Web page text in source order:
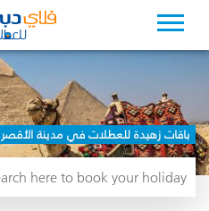
باقات زهيدة للعطلات في مدينة الأقصر